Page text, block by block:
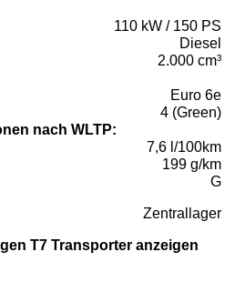
110 kW / 150 PS
Diesel
2.000 cm³
Euro 6e
4 (Green)
nach WLTP:
7,6 l/100km
199 g/km
G
Zentrallager
T7 Transporter anzeigen